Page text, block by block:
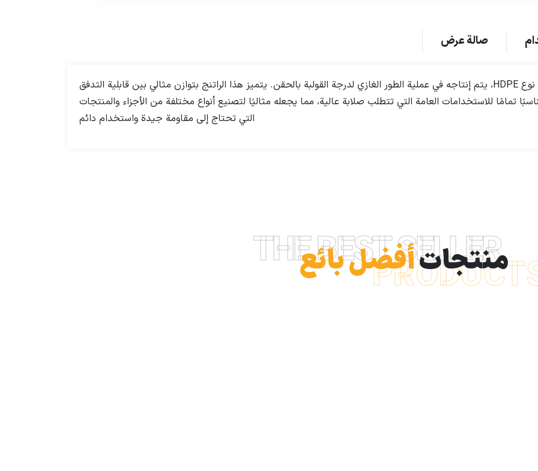
صالة عرض
البولي إيثيلين 60507 هو بوليمر متجانس من نوع HDPE، يتم إنتاجه في عملية الطور الغازي لدرجة القولبة بالحقن. يتميز هذا الراتنج بتوازن مثالي بين قابلية التدفق
تمامًا للاستخدامات العامة التي تتطلب صلابة عالية، مما يجعله مثاليًا لتصنيع أنواع مختلفة من الأجزاء والمنتجات
التي تحتاج إلى مقاومة جيدة واستخدام دائم
THE BEST SELLER
منتجاتأفضل بائع